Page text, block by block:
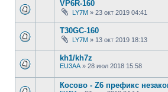
VP6R-160
LY7M » 23 окт 2019 04:41
T30GC-160
LY7M » 13 окт 2019 18:13
kh1/kh7z
EU3AA » 28 июл 2018 15:58
Косово - Z6 префикс